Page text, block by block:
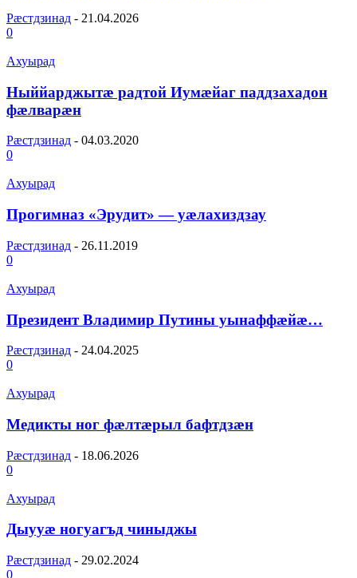
Рæстдзинад - 21.04.2026
0
Ахуырад
Ныййарджытӕ радтой Иумӕйаг паддзахадон
фӕлварӕн
Рæстдзинад - 04.03.2020
0
Ахуырад
Прогимназ «Эрудит» — уӕлахиздзау
Рæстдзинад - 26.11.2019
0
Ахуырад
Президент Владимир Путины уынаффæйæ…
Рæстдзинад - 24.04.2025
0
Ахуырад
Медикты ног фæлтæрыл бафтдзæн
Рæстдзинад - 18.06.2026
0
Ахуырад
Дыууæ ногуагъд чиныджы
Рæстдзинад - 29.02.2024
0